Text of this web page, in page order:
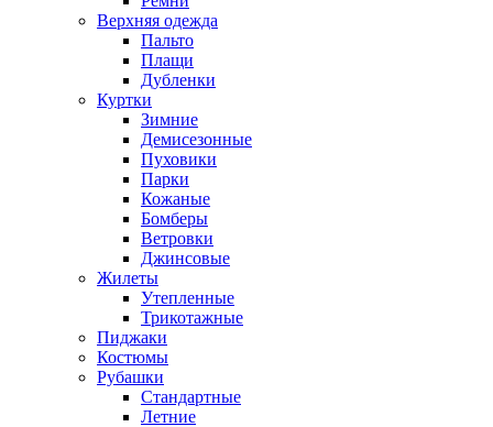
Верхняя одежда
Пальто
Плащи
Дубленки
Куртки
Зимние
Демисезонные
Пуховики
Парки
Кожаные
Бомберы
Ветровки
Джинсовые
Жилеты
Утепленные
Трикотажные
Пиджаки
Костюмы
Рубашки
Стандартные
Летние